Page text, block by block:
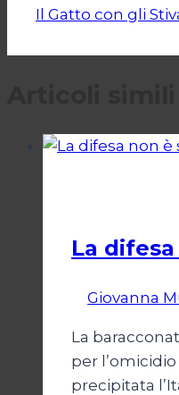
Il Gatto con gli
La
Giovanna
La
per
precipitata